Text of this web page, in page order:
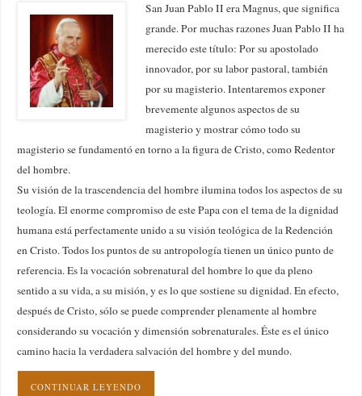
San Juan Pablo II era Magnus, que significa
grande. Por muchas razones Juan Pablo II ha
merecido este título: Por su apostolado
innovador, por su labor pastoral, también
por su magisterio. Intentaremos exponer
brevemente algunos aspectos de su
magisterio y mostrar cómo todo su
magisterio se fundamentó en torno a la figura de Cristo, como Redentor
del hombre.
Su visión de la trascendencia del hombre ilumina todos los aspectos de su
teología. El enorme compromiso de este Papa con el tema de la dignidad
humana está perfectamente unido a su visión teológica de la Redención
en Cristo. Todos los puntos de su antropología tienen un único punto de
referencia. Es la vocación sobrenatural del hombre lo que da pleno
sentido a su vida, a su misión, y es lo que sostiene su dignidad. En efecto,
después de Cristo, sólo se puede comprender plenamente al hombre
considerando su vocación y dimensión sobrenaturales. Éste es el único
camino hacia la verdadera salvación del hombre y del mundo.
CONTINUAR LEYENDO